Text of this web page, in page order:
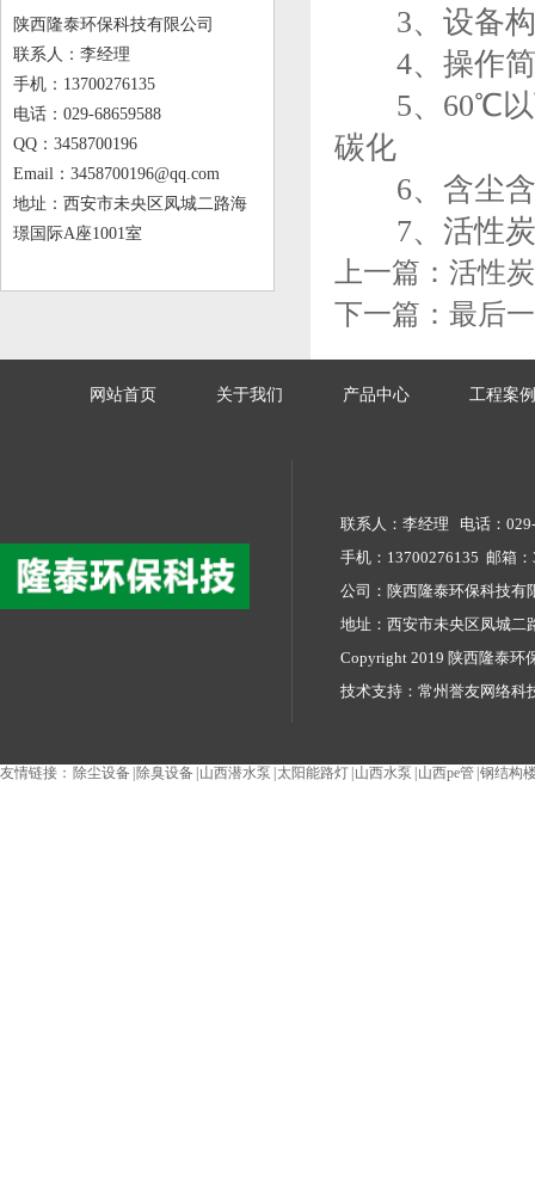
陕西隆泰环保科技有限公司
联系人：李经理
手机：13700276135
电话：029-68659588
QQ：3458700196
Email：3458700196@qq.com
地址：西安市未央区凤城二路海
璟国际A座1001室
3、设备构
4、操作简
5、60℃以下
碳化
6、含尘含
7、活性炭
上一篇： 活性
下一篇： 最后
网站首页 关于我们 产品中心 工程案例
联系人：李经理 电话：
手机：13700276135 邮箱：
公司：陕西隆泰环保科技
地址：西安市未央区凤城二
Copyright 2019 陕西隆泰环
技术支持： 常州誉友网络科
友情链接： 除尘设备 除臭设备 山西潜水泵 太阳能路灯 山西水泵 山西pe管 |钢结构